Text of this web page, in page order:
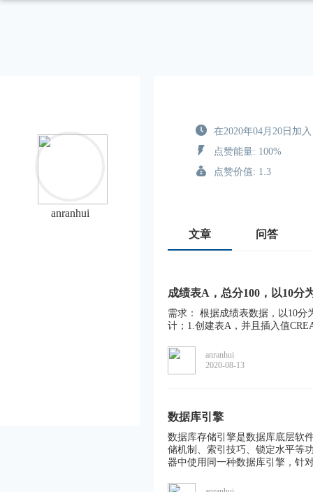
anranhui
在2020年04月20日加入
点赞能量: 100%
点赞价值: 1.3
文章 问答
成绩表A，总分100，以10分
需求： 根据成绩表数据，以10
计；1.创建表A，并且插入值
anranhui
2020-08-13
数据库引擎
数据库存储引擎是数据库底层软
储机制、索引技巧、锁定水平等
器中使用同一种数据库引擎，针